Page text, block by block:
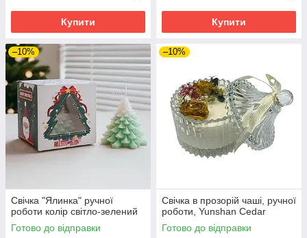
Купити Купити
–10%
Свічка "Ялинка" ручної
роботи колір світло-зелений
Готово до відправки
–10%
Свічка в прозорій чаші, ручної
роботи, Yunshan Cedar
Готово до відправки